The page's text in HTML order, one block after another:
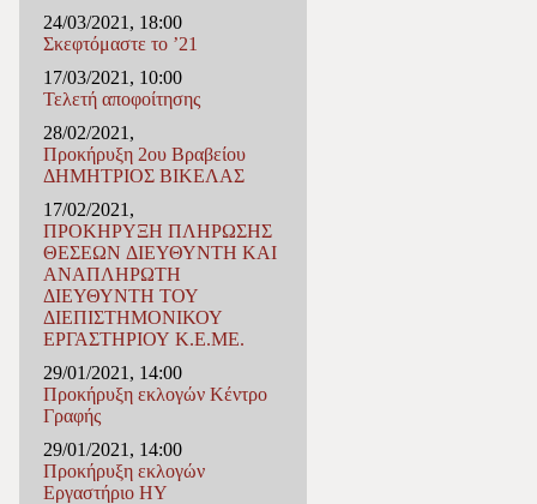
24/03/2021, 18:00
Σκεφτόμαστε το ’21
17/03/2021, 10:00
Τελετή αποφοίτησης
28/02/2021,
Προκήρυξη 2ου Βραβείου
ΔΗΜΗΤΡΙΟΣ ΒΙΚΕΛΑΣ
17/02/2021,
ΠΡΟΚΗΡΥΞΗ ΠΛΗΡΩΣΗΣ
ΘΕΣΕΩΝ ΔΙΕΥΘΥΝΤΗ ΚΑΙ
ΑΝΑΠΛΗΡΩΤΗ
ΔΙΕΥΘΥΝΤΗ ΤΟΥ
ΔΙΕΠΙΣΤΗΜΟΝΙΚΟΥ
ΕΡΓΑΣΤΗΡΙΟΥ Κ.Ε.ΜΕ.
29/01/2021, 14:00
Προκήρυξη εκλογών Κέντρο
Γραφής
29/01/2021, 14:00
Προκήρυξη εκλογών
Εργαστήριο ΗΥ